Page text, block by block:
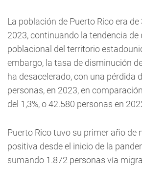
La población de Puerto Rico era de
2023, continuando la tendencia
poblacional del territorio
embargo, la tasa de disminución
ha desacelerado, con una pérdida
personas, en 2023, en
del 1,3%, o 42.580 personas en
Puerto Rico tuvo su primer año de
positiva desde el inicio de la
sumando 1.872 personas vía